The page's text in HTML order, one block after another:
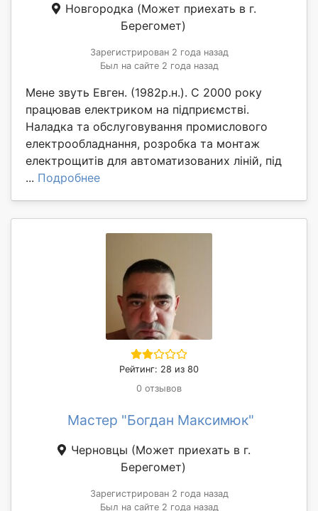
Новгородкa (Может приехать в г.
Берегомет)
Зарегистрирован 2 года назад
Был на сайте 2 года назад
Мене звуть Евген. (1982р.н.). С 2000 року
працював електриком на підприємстві.
Наладка та обслуговування промислового
електрообладнання, розробка та монтаж
електрощитів для автоматизованих ліній, під
... Подробнее
Рейтинг: 28 из 80
0 отзывов
Мастер "Богдан Максимюк"
Черновцы (Может приехать в г.
Берегомет)
Зарегистрирован 2 года назад
Был на сайте 2 года назад